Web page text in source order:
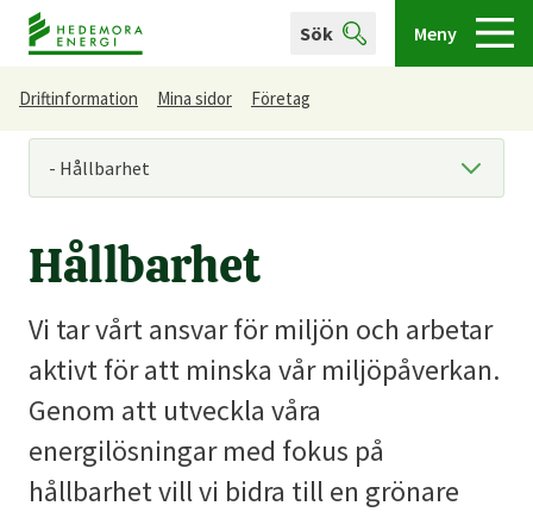
Sök Meny
Driftinformation Mina sidor Företag
Hållbarhet
Vi tar vårt ansvar för miljön och arbetar
aktivt för att minska vår miljöpåverkan.
Genom att utveckla våra
energilösningar med fokus på
hållbarhet vill vi bidra till en grönare
Du är här